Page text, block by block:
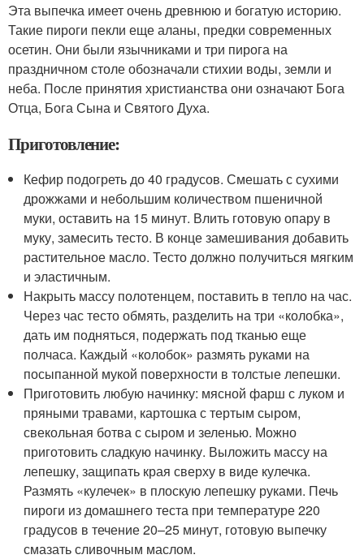
Эта выпечка имеет очень древнюю и богатую историю.
Такие пироги пекли еще аланы, предки современных
осетин. Они были язычниками и три пирога на
праздничном столе обозначали стихии воды, земли и
неба. После принятия христианства они означают Бога
Отца, Бога Сына и Святого Духа.
Приготовление:
Кефир подогреть до 40 градусов. Смешать с сухими
дрожжами и небольшим количеством пшеничной
муки, оставить на 15 минут. Влить готовую опару в
муку, замесить тесто. В конце замешивания добавить
растительное масло. Тесто должно получиться мягким
и эластичным.
Накрыть массу полотенцем, поставить в тепло на час.
Через час тесто обмять, разделить на три «колобка»,
дать им подняться, подержать под тканью еще
полчаса. Каждый «колобок» размять руками на
посыпанной мукой поверхности в толстые лепешки.
Приготовить любую начинку: мясной фарш с луком и
пряными травами, картошка с тертым сыром,
свекольная ботва с сыром и зеленью. Можно
приготовить сладкую начинку. Выложить массу на
лепешку, защипать края сверху в виде кулечка.
Размять «кулечек» в плоскую лепешку руками. Печь
пироги из домашнего теста при температуре 220
градусов в течение 20–25 минут, готовую выпечку
смазать сливочным маслом.